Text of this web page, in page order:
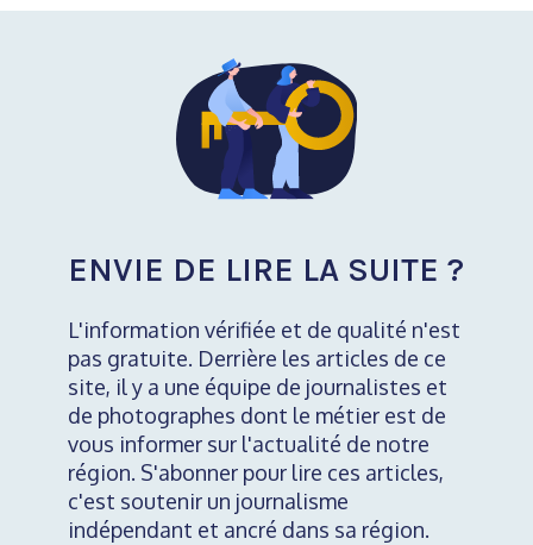
ENVIE DE LIRE LA SUITE ?
L'information vérifiée et de qualité n'est
pas gratuite. Derrière les articles de ce
site, il y a une équipe de journalistes et
de photographes dont le métier est de
vous informer sur l'actualité de notre
région. S'abonner pour lire ces articles,
c'est soutenir un journalisme
indépendant et ancré dans sa région.